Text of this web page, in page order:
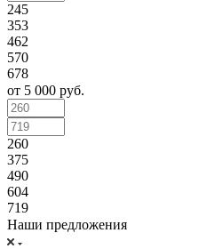
245
353
462
570
678
от 5 000 руб.
260
375
490
604
719
Наши предложения